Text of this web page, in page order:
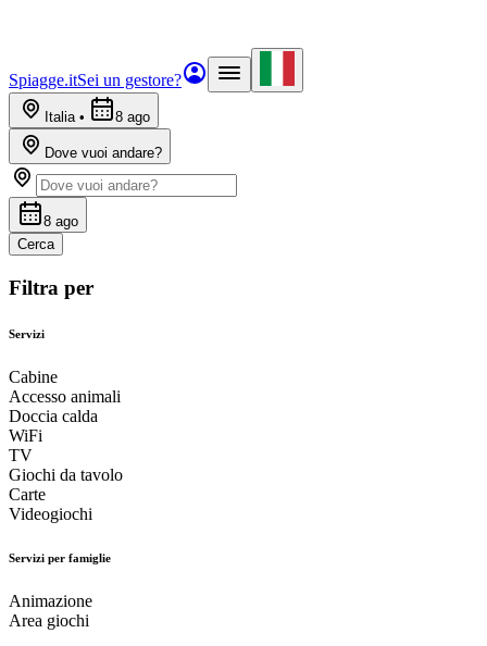
Spiagge.itSei un gestore?
Italia• 8 ago
Dove vuoi andare?
8 ago
Cerca
Filtra per
Servizi
Cabine
Accesso animali
Doccia calda
WiFi
TV
Giochi da tavolo
Carte
Videogiochi
Servizi per famiglie
Animazione
Area giochi